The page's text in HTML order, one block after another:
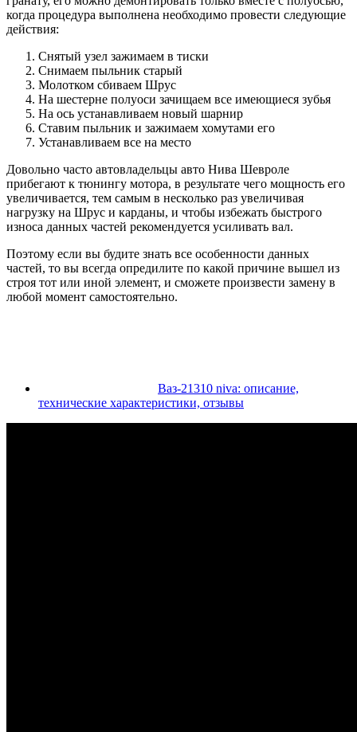
когда процедура выполнена необходимо провести следующие
действия:
Снятый узел зажимаем в тиски
Снимаем пыльник старый
Молотком сбиваем Шрус
На шестерне полуоси зачищаем все имеющиеся зубья
На ось устанавливаем новый шарнир
Ставим пыльник и зажимаем хомутами его
Устанавливаем все на место
Довольно часто автовладельцы авто Нива Шевроле
прибегают к тюнингу мотора, в результате чего мощность его
увеличивается, тем самым в несколько раз увеличивая
нагрузку на Шрус и карданы, и чтобы избежать быстрого
износа данных частей рекомендуется усиливать вал.
Поэтому если вы будите знать все особенности данных
частей, то вы всегда опредилите по какой причине вышел из
строя тот или иной элемент, и сможете произвести замену в
любой момент самостоятельно.
Ваз-21310 niva: описание,
технические характеристики, отзывы